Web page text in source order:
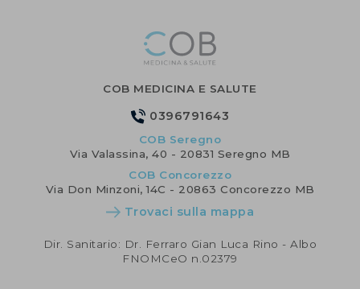
COB MEDICINA E SALUTE
0396791643
COB Seregno
Via Valassina, 40 - 20831 Seregno MB
COB Concorezzo
Via Don Minzoni, 14C - 20863 Concorezzo MB
Trovaci sulla mappa
Dir. Sanitario: Dr. Ferraro Gian Luca Rino - Albo
FNOMCeO n.02379